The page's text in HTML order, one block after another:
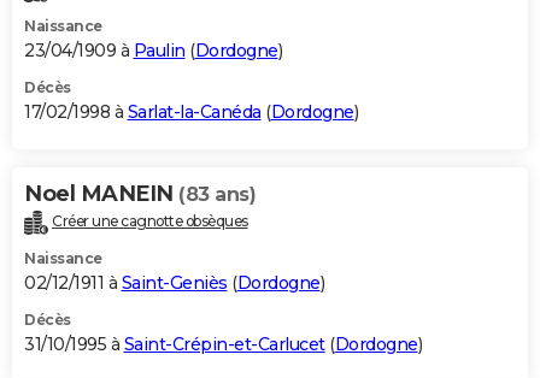
Naissance
23/04/1909 à Paulin (Dordogne)
Décès
17/02/1998 à Sarlat-la-Canéda (Dordogne)
Noel MANEIN (83 ans)
Créer une cagnotte obsèques
Naissance
02/12/1911 à Saint-Geniès (Dordogne)
Décès
31/10/1995 à Saint-Crépin-et-Carlucet(Dordogne)